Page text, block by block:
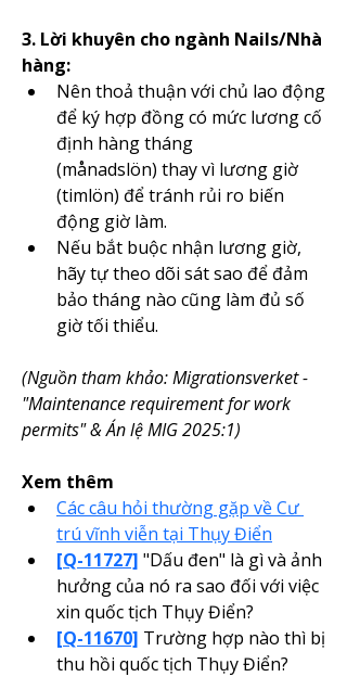
3. Lời khuyên cho ngành Nails/Nhà
hàng:
Nên thoả thuận với chủ lao động
để ký hợp đồng có mức lương cố
định hàng tháng
(månadslön) thay vì lương giờ
(timlön) để tránh rủi ro biến
động giờ làm.
Nếu bắt buộc nhận lương giờ,
hãy tự theo dõi sát sao để đảm
bảo tháng nào cũng làm đủ số
giờ tối thiểu.
(Nguồn tham khảo: Migrationsverket -
"Maintenance requirement for work
permits" & Án lệ MIG 2025:1)
Xem thêm
Các câu hỏi thường gặp về Cư
trú vĩnh viễn tại Thụy Điển
[Q-11727] "Dấu đen" là gì và ảnh
hưởng của nó ra sao đối với việc
xin quốc tịch Thụy Điển?
[Q-11670] Trường hợp nào thì bị
thu hồi quốc tịch Thụy Điển?